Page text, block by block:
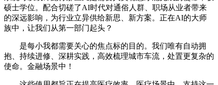
硕士学位。配合切磋了AI时代对通俗人群、职场从业者带来
的深远影响，为行业立异供给新思、新方案。正在AI的大师
族中，让我们从第一部门起头？
是每小我都需要关心的焦点标的目的。我们唯有自动拥
抱、持续进修、深耕实践，高效梳理城市车流，处置更复杂的
使命。金融场景中！